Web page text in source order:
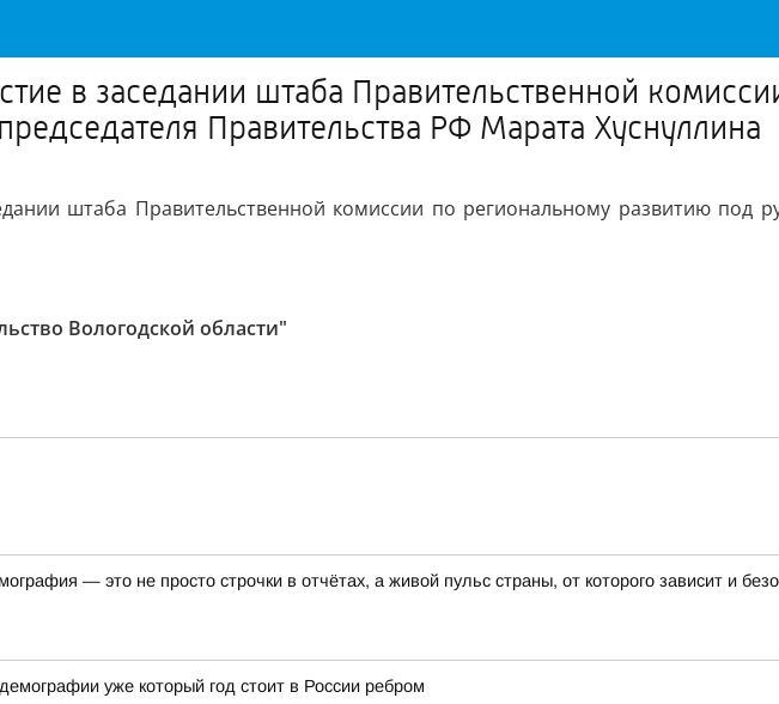
в заседании штаба Правительственной
Правительства РФ Марата Хуснуллина
штаба Правительственной комиссии по региональному развитию под
Вологодской области"
— это не просто строчки в отчётах, а живой пульс страны, от которого зависит и
уже который год стоит в России ребром